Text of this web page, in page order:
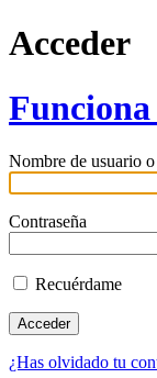
Acceder
Funciona
Nombre de usuario
Contraseña
Recuérdame
¿Has olvidado tu